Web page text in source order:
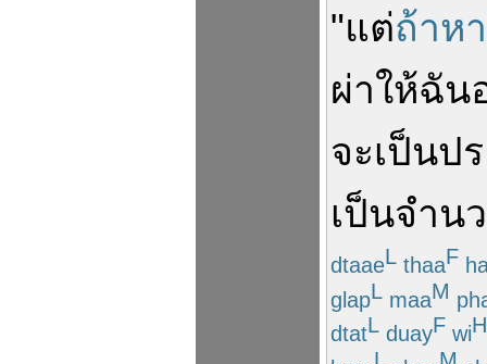
"แต่ถ้าห
ผ่าให้ฉัน
จะเป็นป
เป็นจำน
dtaaeL thaaF
glapL maaM
dtatL duayF wiH